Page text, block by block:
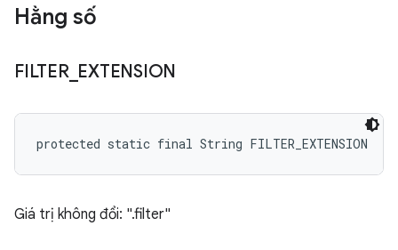
Hằng số
FILTER_ EXTENSION
protected static final String FILTER_EXTENSION
Giá trị không đổi: ".filter"